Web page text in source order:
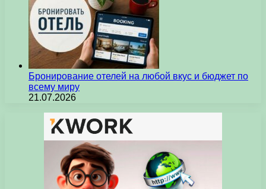
Бронирование отелей на любой вкус и бюджет по
всему миру
21.07.2026